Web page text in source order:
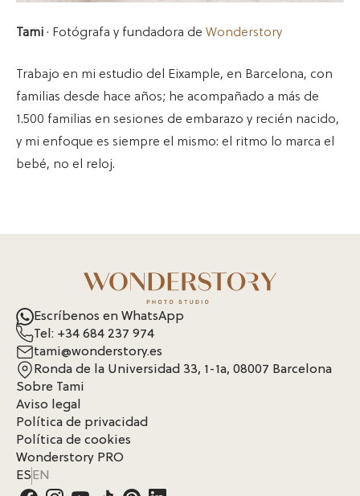
Tami · Fotógrafa y fundadora de Wonderstory
Trabajo en mi estudio del Eixample, en Barcelona, con
familias desde hace años; he acompañado a más de
1.500 familias en sesiones de embarazo y recién nacido,
y mi enfoque es siempre el mismo: el ritmo lo marca el
bebé, no el reloj.
Escríbenos en WhatsApp
Tel: +34 684 237 974
tami@wonderstory.es
Ronda de la Universidad 33, 1-1a, 08007 Barcelona
Sobre Tami
Aviso legal
Política de privacidad
Política de cookies
Wonderstory PRO
ESEN